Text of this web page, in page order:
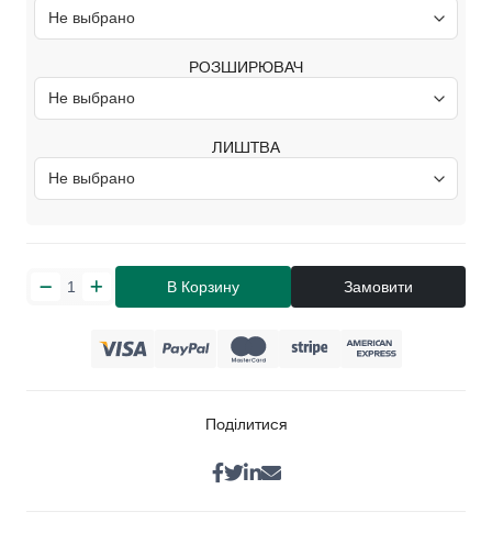
РОЗШИРЮВАЧ
ЛИШТВА
В Корзину Замовити
Поділитися